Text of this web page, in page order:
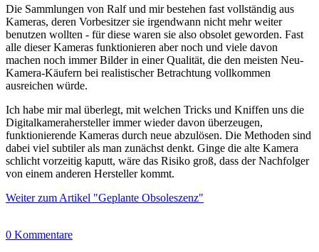
Die Sammlungen von Ralf und mir bestehen fast vollständig aus
Kameras, deren Vorbesitzer sie irgendwann nicht mehr weiter
benutzen wollten - für diese waren sie also obsolet geworden. Fast
alle dieser Kameras funktionieren aber noch und viele davon
machen noch immer Bilder in einer Qualität, die den meisten Neu-
Kamera-Käufern bei realistischer Betrachtung vollkommen
ausreichen würde.
Ich habe mir mal überlegt, mit welchen Tricks und Kniffen uns die
Digitalkamerahersteller immer wieder davon überzeugen,
funktionierende Kameras durch neue abzulösen. Die Methoden sind
dabei viel subtiler als man zunächst denkt. Ginge die alte Kamera
schlicht vorzeitig kaputt, wäre das Risiko groß, dass der Nachfolger
von einem anderen Hersteller kommt.
Weiter zum Artikel "Geplante Obsoleszenz"
0 Kommentare